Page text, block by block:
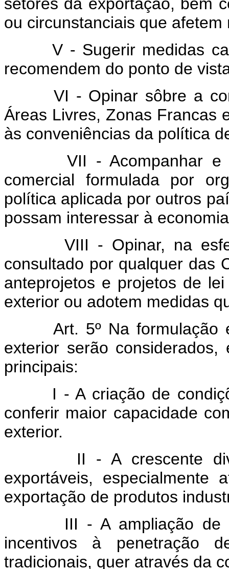
ou circunstanciais que
V - Sugerir medidas
recomendem do ponto de
VI - Opinar sôbre a
Áreas Livres, Zonas Francas
às conveniências da política
VII - Acompanhar e
comercial formulada por
política aplicada por outros
possam interessar à
VIII - Opinar, na esfera
consultado por qualquer das
anteprojetos e projetos de
exterior ou adotem medidas
Art. 5º Na formulação
exterior serão
principais:
I - A criação de
conferir maior capacidade
exterior.
II - A crescente
exportáveis, especialmente
exportação de produtos
III - A ampliação de
incentivos à penetração
tradicionais, quer através da